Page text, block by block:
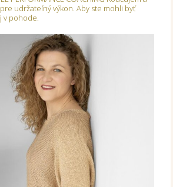
udržateľný výkon.Aby ste mohli byť
v pohode.